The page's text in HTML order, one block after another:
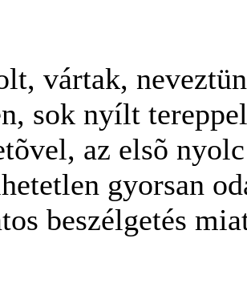
vártak,
sok nyílt
az elsõ
gyorsan
beszélgetés